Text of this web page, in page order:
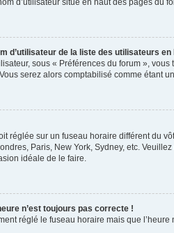
d’utilisateur de la liste des utilisateurs en
sous « Préférences du forum »,
serez alors comptabilisé comme étant
réglée sur un fuseau horaire différent du
Paris, New York, Sydney, etc.
idéale de le faire.
n’est toujours pas correcte !
réglé le fuseau horaire mais que